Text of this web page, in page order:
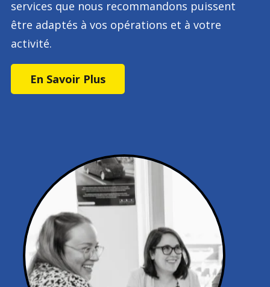
services que nous recommandons puissent
être adaptés à vos opérations et à votre
activité.
En Savoir Plus